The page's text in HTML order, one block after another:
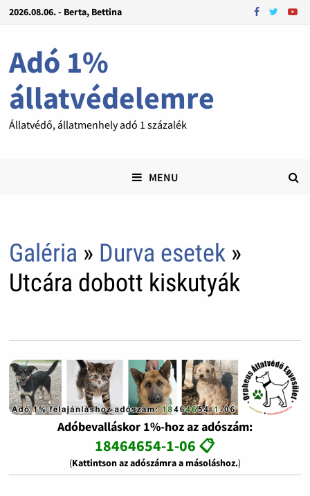
2026.08.06. - Berta, Bettina
Adó 1%
állatvédelemre
Állatvédő, állatmenhely adó 1 százalék
MENU
Galéria » Durva esetek»
Utcára dobott kiskutyák
Adóbevalláskor 1%-hoz az adószám:
18464654-1-06 📋
(Kattintson az adószámra a másoláshoz.)